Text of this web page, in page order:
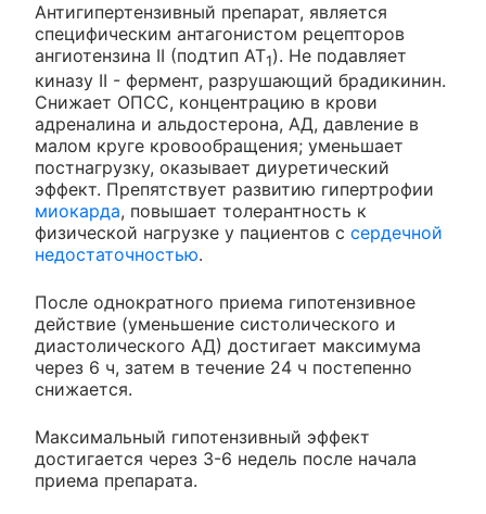
Антигипертензивный препарат, является
специфическим антагонистом рецепторов
ангиотензина II (подтип AT1). He подавляет
киназу II - фермент, разрушающий брадикинин.
Снижает ОПСС, концентрацию в крови
адреналина и альдостерона, АД, давление в
малом круге кровообращения; уменьшает
постнагрузку, оказывает диуретический
эффект. Препятствует развитию гипертрофии
миокарда, повышает толерантность к
физической нагрузке у пациентов с сердечной
недостаточностью.
После однократного приема гипотензивное
действие (уменьшение систолического и
диастолического АД) достигает максимума
через 6 ч, затем в течение 24 ч постепенно
снижается.
Максимальный гипотензивный эффект
достигается через 3-6 недель после начала
приема препарата.